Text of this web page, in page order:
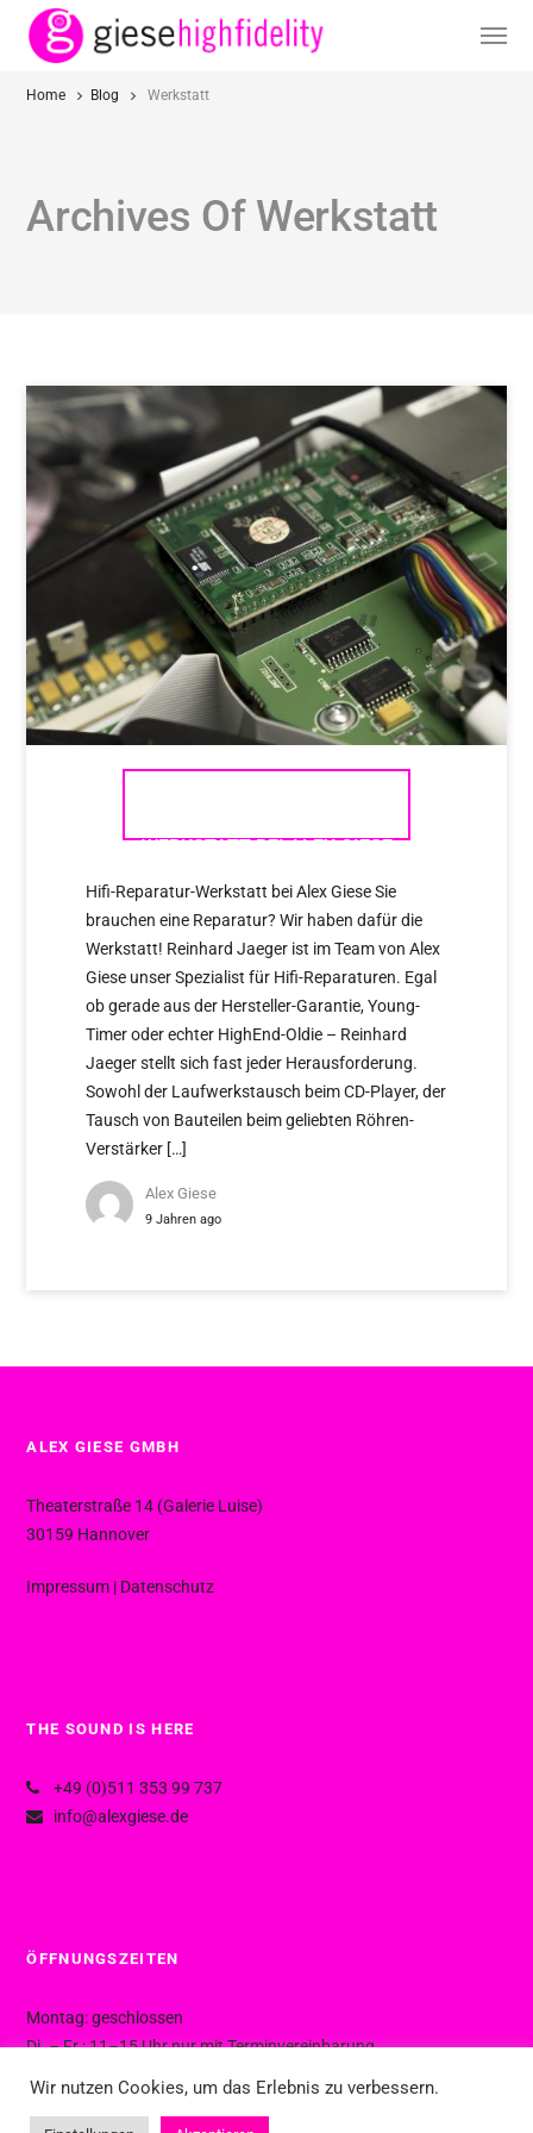
Home Blog Werkstatt
Archives Of Werkstatt
WERKSTATT BEI ALEX GIESE
Hifi-Reparatur-Werkstatt bei Alex Giese Sie
brauchen eine Reparatur? Wir haben dafür die
Werkstatt! Reinhard Jaeger ist im Team von Alex
Giese unser Spezialist für Hifi-Reparaturen. Egal
ob gerade aus der Hersteller-Garantie, Young-
Timer oder echter HighEnd-Oldie – Reinhard
Jaeger stellt sich fast jeder Herausforderung.
Sowohl der Laufwerkstausch beim CD-Player, der
Tausch von Bauteilen beim geliebten Röhren-
Verstärker […]
Alex Giese
9 Jahren ago
ALEX GIESE GMBH
Theaterstraße 14 (Galerie Luise)
30159 Hannover
Impressum | Datenschutz
THE SOUND IS HERE
+49 (0)511 353 99 737
info@alexgiese.de
ÖFFNUNGSZEITEN
Montag: geschlossen
Di. – Fr.: 11–15 Uhr nur mit Terminvereinbarung
Di. – Fr.: 15–19 Uhr ohne Termin
Wir nutzen Cookies, um das Erlebnis zu verbessern.